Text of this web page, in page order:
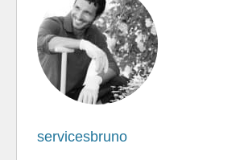
servicesbruno